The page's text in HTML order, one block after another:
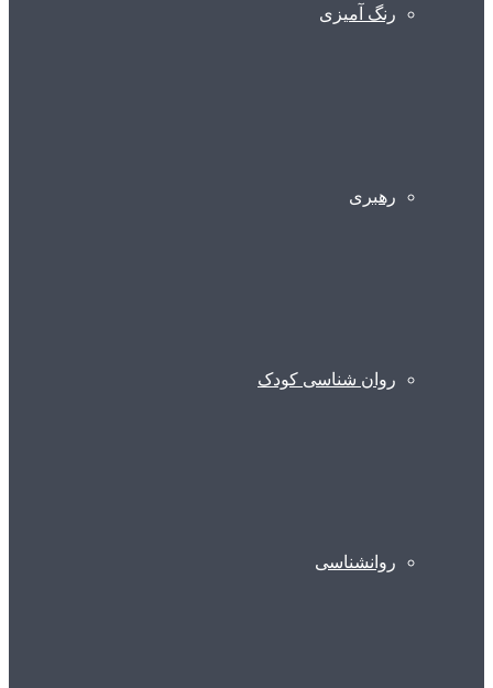
رنگ آمیزی
رهبری
روان شناسی کودک
روانشناسی